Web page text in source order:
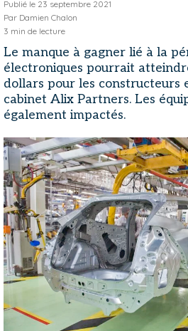
Publié le 23 septembre 2021
Par Damien Chalon
3 min de lecture
Le manque à gagner lié à la
électroniques pourrait
dollars pour les constructeurs
cabinet Alix Partners. Les
également impactés.